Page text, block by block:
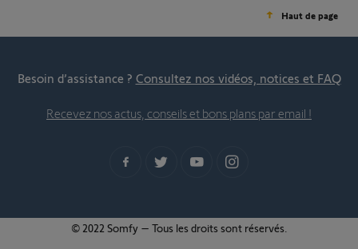
Haut de page
Besoin d’assistance ? Consultez nos vidéos, notices et FAQ
Recevez nos actus, conseils et bons plans par email !
© 2022 Somfy – Tous les droits sont réservés.